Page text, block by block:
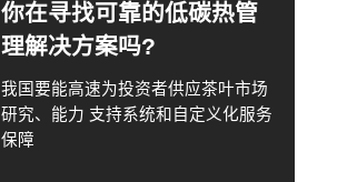
你在寻找可靠的低碳热管
理解决方案吗?
我国要能高速为投资者供应茶叶市场
研究、能力 支持系统和自定义化服务
保障